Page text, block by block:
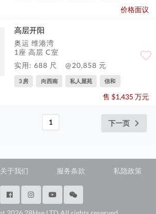
价格面议
高层开阳
奥运 维港湾
1座 高层 C室
实用: 688 尺
@20,858 元
3 房 向西南 私人屋苑 信和
售 $1,435 万元
1 下一页
关于我们 服务条款 私隐政策